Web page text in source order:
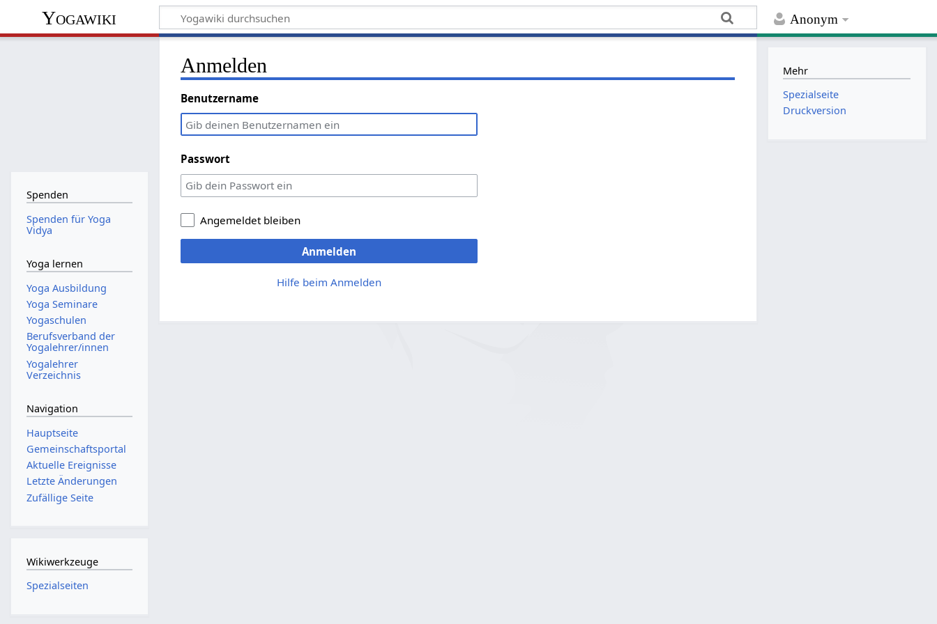
Anonym
Yogawiki
Anmelden
Benutzername
Passwort
Angemeldet bleiben
Anmelden
Hilfe beim Anmelden
Spenden
Spenden für Yoga
Vidya
Yoga lernen
Yoga Ausbildung
Yoga Seminare
Yogaschulen
Berufsverband der
Yogalehrer/innen
Yogalehrer
Verzeichnis
Navigation
Hauptseite
Gemeinschafts­portal
Aktuelle Ereignisse
Letzte Änderungen
Zufällige Seite
Wikiwerkzeuge
Spezialseiten
Mehr
Spezialseite
Druckversion